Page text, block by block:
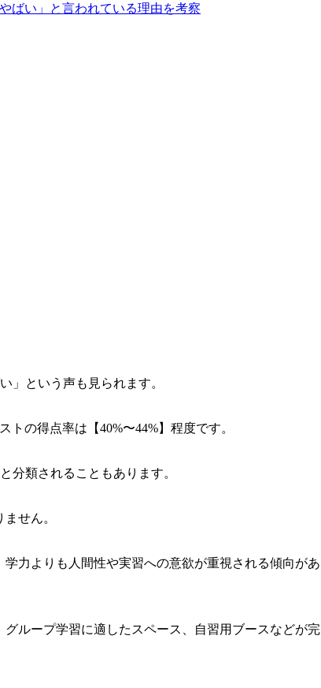
ばい」と言われている理由を考察
」という声も見られます。
の得点率は【40%〜44%】程度です。
分類されることもあります。
せん。
学力よりも人間性や実習への意欲が重視される傾向があ
ループ学習に適したスペース、自習用ブースなどが完